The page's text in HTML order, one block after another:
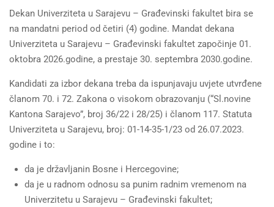
Dekan Univerziteta u Sarajevu – Građevinski fakultet bira se
na mandatni period od četiri (4) godine. Mandat dekana
Univerziteta u Sarajevu – Građevinski fakultet započinje 01.
oktobra 2026.godine, a prestaje 30. septembra 2030.godine.
Kandidati za izbor dekana treba da ispunjavaju uvjete utvrđene
članom 70. i 72. Zakona o visokom obrazovanju (“Sl.novine
Kantona Sarajevo”, broj 36/22 i 28/25) i članom 117. Statuta
Univerziteta u Sarajevu, broj: 01-14-35-1/23 od 26.07.2023.
godine i to:
da je državljanin Bosne i Hercegovine;
da je u radnom odnosu sa punim radnim vremenom na
Univerzitetu u Sarajevu – Građevinski fakultet;